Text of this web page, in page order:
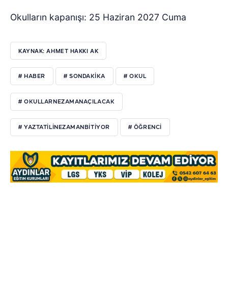
Okulların kapanışı: 25 Haziran 2027 Cuma
KAYNAK: AHMET HAKKI AK
# HABER # SONDAKIKA # OKUL
# OKULLARNEZAMANAÇILACAK
# YAZTATILINEZAMANBITIYOR # ÖĞRENCI